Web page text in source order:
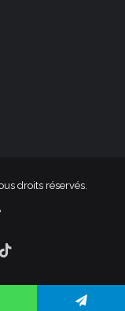
droits réservés.